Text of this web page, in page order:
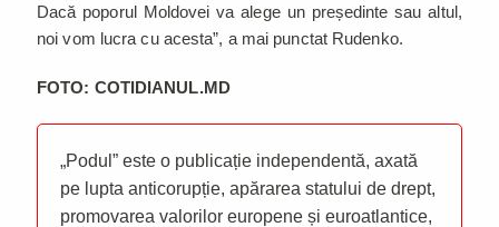
Dacă poporul Moldovei va alege un președinte sau altul,
noi vom lucra cu acesta”, a mai punctat Rudenko.
FOTO: COTIDIANUL.MD
„Podul” este o publicație independentă, axată
pe lupta anticorupție, apărarea statului de drept,
promovarea valorilor europene și euroatlantice,